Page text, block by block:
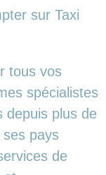
sur Taxi
tous vos
spécialistes
depuis plus de
pays
de